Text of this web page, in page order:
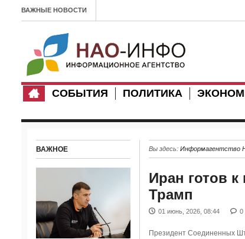
ВАЖНЫЕ НОВОСТИ
СОБЫТИЯ ПОЛИТИКА
Вы здесь:
Иран готов
Трамп
01 июнь, 2026, 08:44 0
Президент Соединенных
ВАЖНОЕ